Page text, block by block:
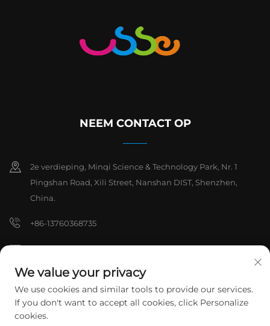
NEEM CONTACT OP
2e verdieping, Minqi Science & Technology Park, Nr. 1
Pingshan Road, Xili Street, Nanshan DIST, Shenzhen,
China.
+86-13760368735
Copyright © 2026 Shenzhen Hanchuan Industrial Co,.Ltd. Alle
rechten voorbehouden. Privacybeleid
We value your privacy
We use cookies and similar tools to provide our services.
If you don't want to accept all cookies, click Personalize
cookies.